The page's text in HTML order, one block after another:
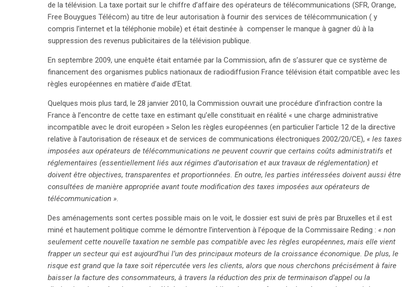
de la télévision. La taxe portait sur le chiffre d’affaire des opérateurs de télécommunications (SFR, Orange,
Free Bouygues Télécom) au titre de leur autorisation à fournir des services de télécommunication ( y
compris l’internet et la téléphonie mobile) et était destinée à compenser le manque à gagner dû à la
suppression des revenus publicitaires de la télévision publique.
En septembre 2009, une enquête était entamée par la Commission, afin de s’assurer que ce système de
financement des organismes publics nationaux de radiodiffusion France télévision était compatible avec les
règles européennes en matière d’aide d’Etat.
Quelques mois plus tard, le 28 janvier 2010, la Commission ouvrait une procédure d’infraction contre la
France à l’encontre de cette taxe en estimant qu’elle constituait en réalité « une charge administrative
incompatible avec le droit européen » Selon les règles européennes (en particulier l’article 12 de la directive
relative à l’autorisation de réseaux et de services de communications électroniques 2002/20/CE), « les taxes
imposées aux opérateurs de télécommunications ne peuvent couvrir que certains coûts administratifs et
réglementaires (essentiellement liés aux régimes d’autorisation et aux travaux de réglementation) et
doivent être objectives, transparentes et proportionnées. En outre, les parties intéressées doivent aussi être
consultées de manière appropriée avant toute modification des taxes imposées aux opérateurs de
télécommunication ».
Des aménagements sont certes possible mais on le voit, le dossier est suivi de près par Bruxelles et il est
miné et hautement politique comme le démontre l’intervention à l’époque de la Commissaire Reding : « non
seulement cette nouvelle taxation ne semble pas compatible avec les règles européennes, mais elle vient
frapper un secteur qui est aujourd’hui l’un des principaux moteurs de la croissance économique. De plus, le
risque est grand que la taxe soit répercutée vers les clients, alors que nous cherchons précisément à faire
baisser la facture des consommateurs, à travers la réduction des prix de terminaison d’appel ou la